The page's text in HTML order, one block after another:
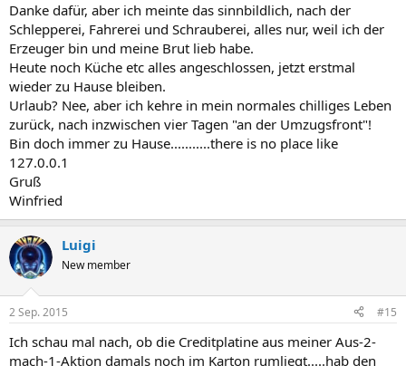
Danke dafür, aber ich meinte das sinnbildlich, nach der
Schlepperei, Fahrerei und Schrauberei, alles nur, weil ich der
Erzeuger bin und meine Brut lieb habe.
Heute noch Küche etc alles angeschlossen, jetzt erstmal
wieder zu Hause bleiben.
Urlaub? Nee, aber ich kehre in mein normales chilliges Leben
zurück, nach inzwischen vier Tagen "an der Umzugsfront"!
Bin doch immer zu Hause...........there is no place like
127.0.0.1
Gruß
Winfried
Luigi
New member
2 Sep. 2015 #15
Ich schau mal nach, ob die Creditplatine aus meiner Aus-2-
mach-1-Aktion damals noch im Karton rumliegt.....hab den